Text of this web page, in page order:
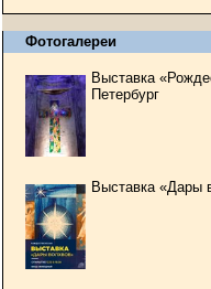
Фотогалереи
Выставка
Петербург
Выставка «Дары